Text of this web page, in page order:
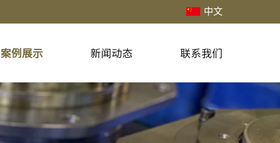
中文
案例展示 新闻动态 联系我们